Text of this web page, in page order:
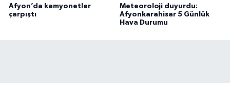
Afyon’da kamyonetler
çarpıştı
Meteoroloji duyurdu:
Afyonkarahisar 5 Günlük
Hava Durumu